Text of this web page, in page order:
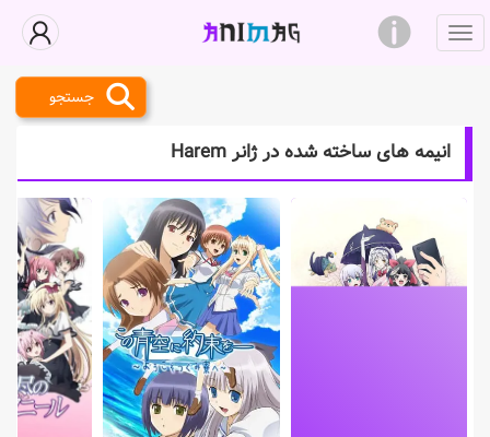
جستجو
انیمه های ساخته شده در ژانر Harem